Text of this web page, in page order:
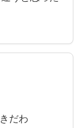
だわ